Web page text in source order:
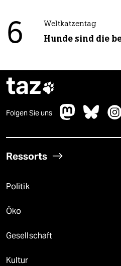
6 Weltkatzentag
Hunde sind die
taz
Folgen Sie uns
Ressorts
Politik
Öko
Gesellschaft
Kultur